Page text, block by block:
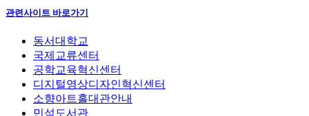
관련사이트 바로가기
동서대학교
국제교류센터
공학교육혁신센터
디지털영상디자인혁신센터
소향아트홀대관안내
민석도서관